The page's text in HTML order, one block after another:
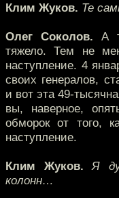
Клим Жуков. Те
Олег Соколов. А
тяжело. Тем не
наступление. 4
своих генералов,
и вот эта 49-
вы, наверное,
обморок от того,
наступление.
Клим Жуков. Я
колонн…